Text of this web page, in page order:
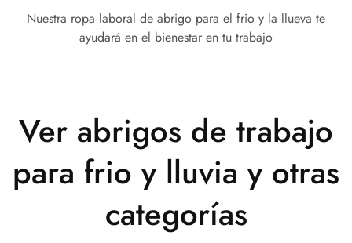
Nuestra ropa laboral de abrigo para el frio y la llueva te
ayudará en el bienestar en tu trabajo
Ver abrigos de trabajo
para frio y lluvia y otras
categorías